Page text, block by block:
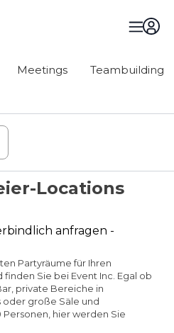
Meetings Teambuilding
Locations
anfragen -
Partyräume für Ihren
Sie bei Event Inc. Egal ob
private Bereiche in
oder große Säle und
Personen, hier werden Sie